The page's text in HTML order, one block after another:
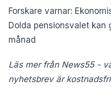
Forskare varnar:
Dolda pensionsvalet kan
månad
Läs mer från News55 -
nyhetsbrev är